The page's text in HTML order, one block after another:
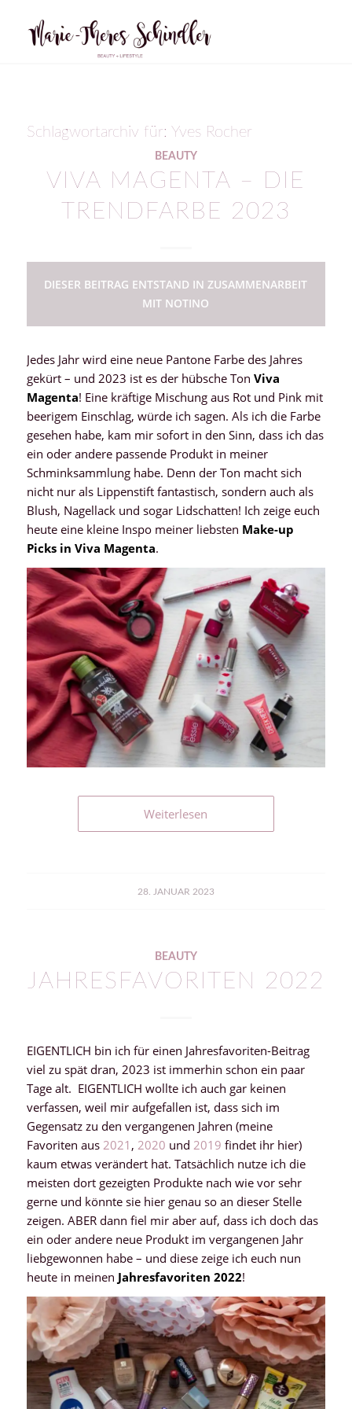
Schlagwortarchiv für: Yves Rocher
BEAUTY
VIVA MAGENTA – DIE
TRENDFARBE 2023
DIESER BEITRAG ENTSTAND IN ZUSAMMENARBEIT
MIT NOTINO
Jedes Jahr wird eine neue Pantone Farbe des Jahres
gekürt – und 2023 ist es der hübsche Ton Viva
Magenta! Eine kräftige Mischung aus Rot und Pink mit
beerigem Einschlag, würde ich sagen. Als ich die Farbe
gesehen habe, kam mir sofort in den Sinn, dass ich das
ein oder andere passende Produkt in meiner
Schminksammlung habe. Denn der Ton macht sich
nicht nur als Lippenstift fantastisch, sondern auch als
Blush, Nagellack und sogar Lidschatten! Ich zeige euch
heute eine kleine Inspo meiner liebsten Make-up
Picks in Viva Magenta.
Weiterlesen
28. JANUAR 2023
BEAUTY
JAHRESFAVORITEN 2022
EIGENTLICH bin ich für einen Jahresfavoriten-Beitrag
viel zu spät dran, 2023 ist immerhin schon ein paar
Tage alt. EIGENTLICH wollte ich auch gar keinen
verfassen, weil mir aufgefallen ist, dass sich im
Gegensatz zu den vergangenen Jahren (meine
Favoriten aus 2021 , 2020 und 2019 findet ihr hier)
kaum etwas verändert hat. Tatsächlich nutze ich die
meisten dort gezeigten Produkte nach wie vor sehr
gerne und könnte sie hier genau so an dieser Stelle
zeigen. ABER dann fiel mir aber auf, dass ich doch das
ein oder andere neue Produkt im vergangenen Jahr
liebgewonnen habe – und diese zeige ich euch nun
heute in meinen Jahresfavoriten 2022!